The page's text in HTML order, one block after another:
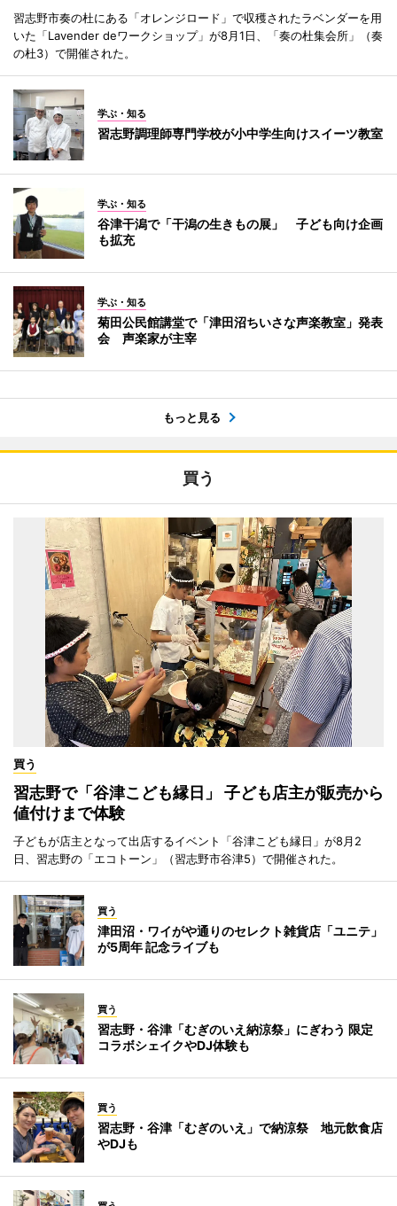
習志野市奏の杜にある「オレンジロード」で収穫されたラベンダーを用
いた「Lavender deワークショップ」が8月1日、「奏の杜集会所」（奏
の杜3）で開催された。
学ぶ・知る
習志野調理師専門学校が小中学生向けスイーツ教室
学ぶ・知る
谷津干潟で「干潟の生きもの展」 子ども向け企画
も拡充
学ぶ・知る
菊田公民館講堂で「津田沼ちいさな声楽教室」発表
会 声楽家が主宰
もっと見る
買う
買う
習志野で「谷津こども縁日」 子ども店主が販売から
値付けまで体験
子どもが店主となって出店するイベント「谷津こども縁日」が8月2
日、習志野の「エコトーン」（習志野市谷津5）で開催された。
買う
津田沼・ワイがや通りのセレクト雑貨店「ユニテ」
が5周年 記念ライブも
買う
習志野・谷津「むぎのいえ納涼祭」にぎわう 限定
コラボシェイクやDJ体験も
買う
習志野・谷津「むぎのいえ」で納涼祭 地元飲食店
やDJも